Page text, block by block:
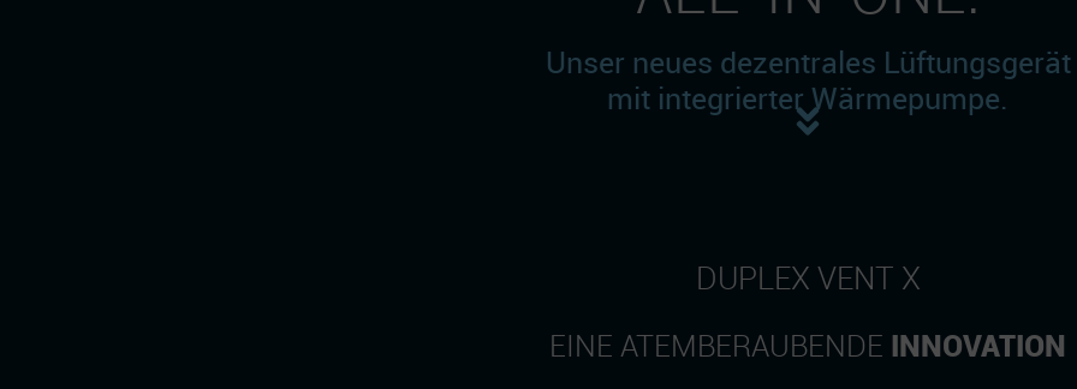
Unser neues dezentrales Lüftungsgerät
mit integrierter Wärmepumpe.
DUPLEX VENT X
EINE ATEMBERAUBENDE INNOVATION